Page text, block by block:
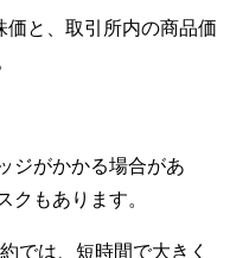
価と、取引所内の商品価
ジがかかる場合があ
クもあります。
では、短時間で大きく